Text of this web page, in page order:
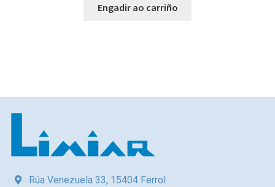
Engadir ao carriño
Rúa Venezuela 33, 15404 Ferrol